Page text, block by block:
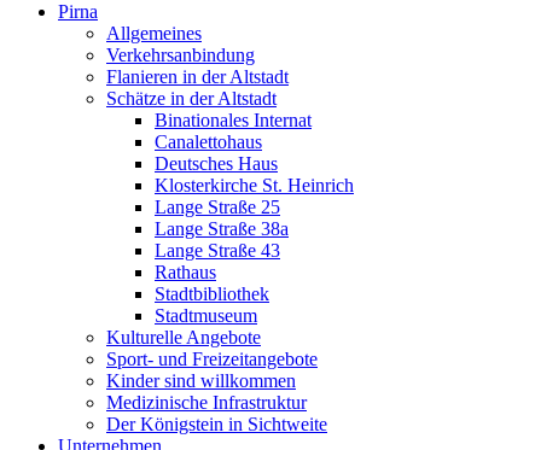
Pirna
Allgemeines
Verkehrsanbindung
Flanieren in der Altstadt
Schätze in der Altstadt
Binationales Internat
Canalettohaus
Deutsches Haus
Klosterkirche St. Heinrich
Lange Straße 25
Lange Straße 38a
Lange Straße 43
Rathaus
Stadtbibliothek
Stadtmuseum
Kulturelle Angebote
Sport- und Freizeitangebote
Kinder sind willkommen
Medizinische Infrastruktur
Der Königstein in Sichtweite
Unternehmen